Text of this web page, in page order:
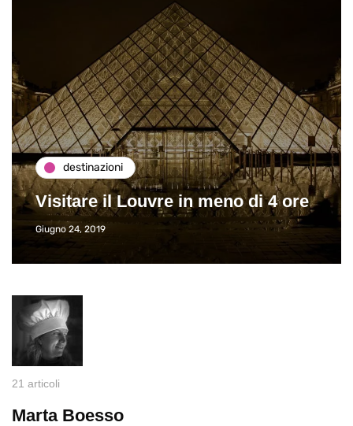
destinazioni
Visitare il Louvre in meno di 4 ore
Giugno 24, 2019
21 articoli
Marta Boesso